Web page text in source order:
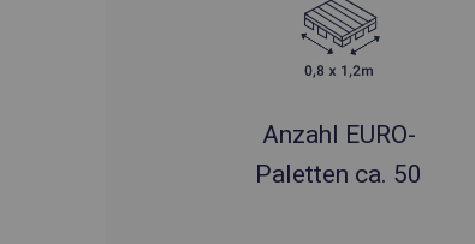
Anzahl EURO-
Paletten ca. 50